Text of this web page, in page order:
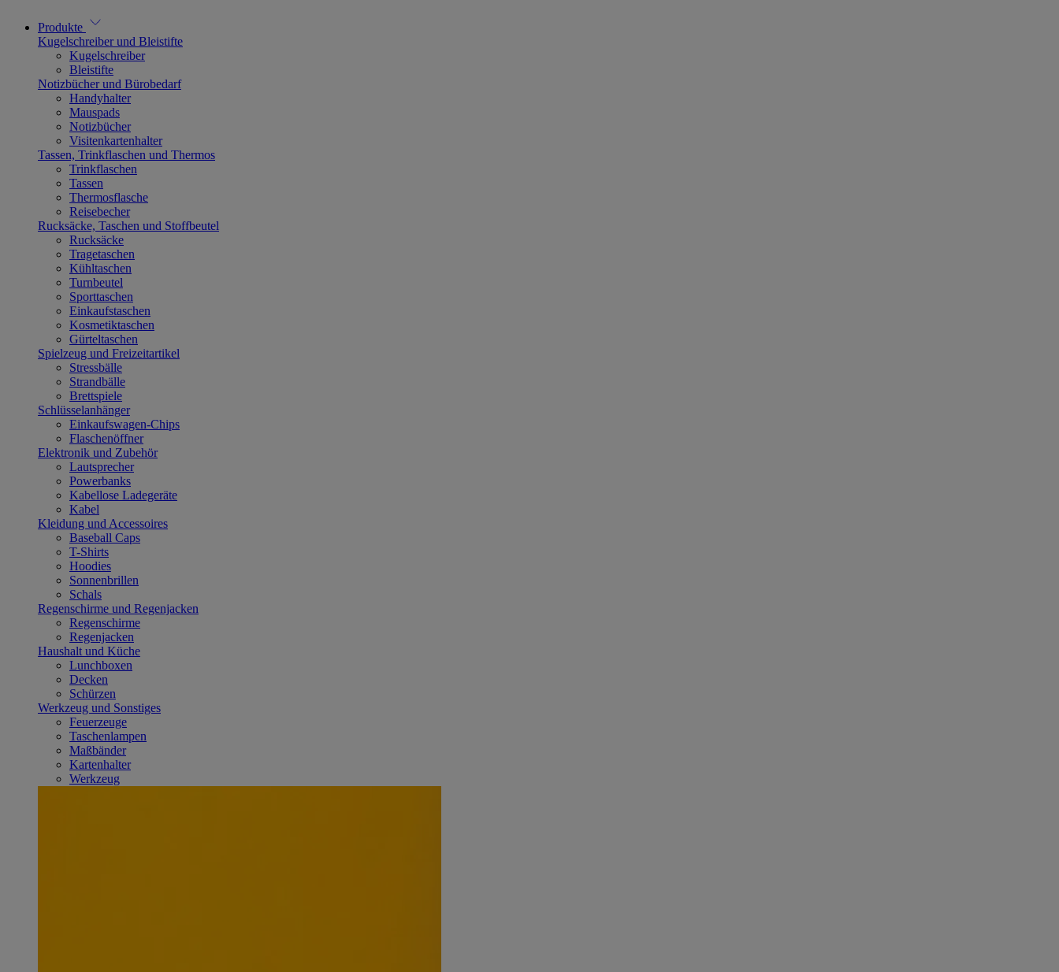
Produkte
Kugelschreiber und Bleistifte
Kugelschreiber
Bleistifte
Notizbücher und Bürobedarf
Handyhalter
Mauspads
Notizbücher
Visitenkartenhalter
Tassen, Trinkflaschen und Thermos
Trinkflaschen
Tassen
Thermosflasche
Reisebecher
Rucksäcke, Taschen und Stoffbeutel
Rucksäcke
Tragetaschen
Kühltaschen
Turnbeutel
Sporttaschen
Einkaufstaschen
Kosmetiktaschen
Gürteltaschen
Spielzeug und Freizeitartikel
Stressbälle
Strandbälle
Brettspiele
Schlüsselanhänger
Einkaufswagen-Chips
Flaschenöffner
Elektronik und Zubehör
Lautsprecher
Powerbanks
Kabellose Ladegeräte
Kabel
Kleidung und Accessoires
Baseball Caps
T-Shirts
Hoodies
Sonnenbrillen
Schals
Regenschirme und Regenjacken
Regenschirme
Regenjacken
Haushalt und Küche
Lunchboxen
Decken
Schürzen
Werkzeug und Sonstiges
Feuerzeuge
Taschenlampen
Maßbänder
Kartenhalter
Werkzeug